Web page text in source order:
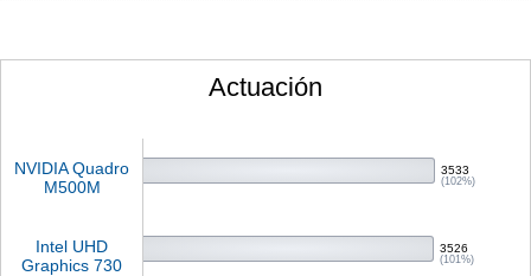
Actuación
NVIDIA Quadro
M500M
3533
(102%)
Intel UHD
Graphics 730
3526
(101%)